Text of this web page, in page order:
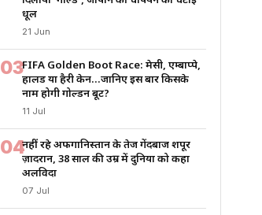
धूल
21 Jun
03FIFA Golden Boot Race: मेसी, एम्बाप्पे,
हालैंड या हैरी केन…जानिए इस बार किसके
नाम होगी गोल्डन बूट?
11 Jul
04नहीं रहे अफगानिस्तान के तेज गेंदबाज शपूर
ज़ादरान, 38 साल की उम्र में दुनिया को कहा
अलविदा
07 Jul